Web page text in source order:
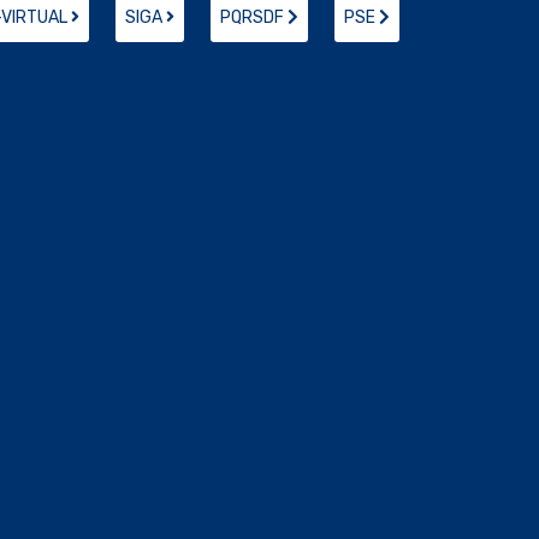
SIGA PQRSDF PSE